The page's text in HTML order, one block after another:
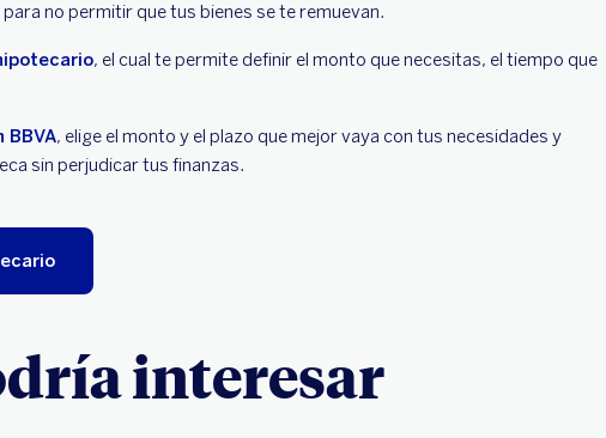
no permitir que tus bienes se te remuevan.
, el cual te permite definir el monto que necesitas, el tiempo que
, elige el monto y el plazo que mejor vaya con tus necesidades y
sin perjudicar tus finanzas.
interesar